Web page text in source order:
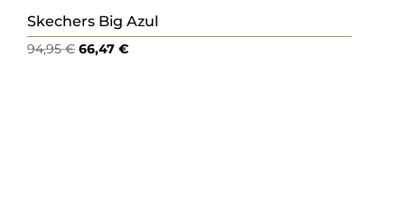
Skechers Big Azul
94,95€El
66,47€El